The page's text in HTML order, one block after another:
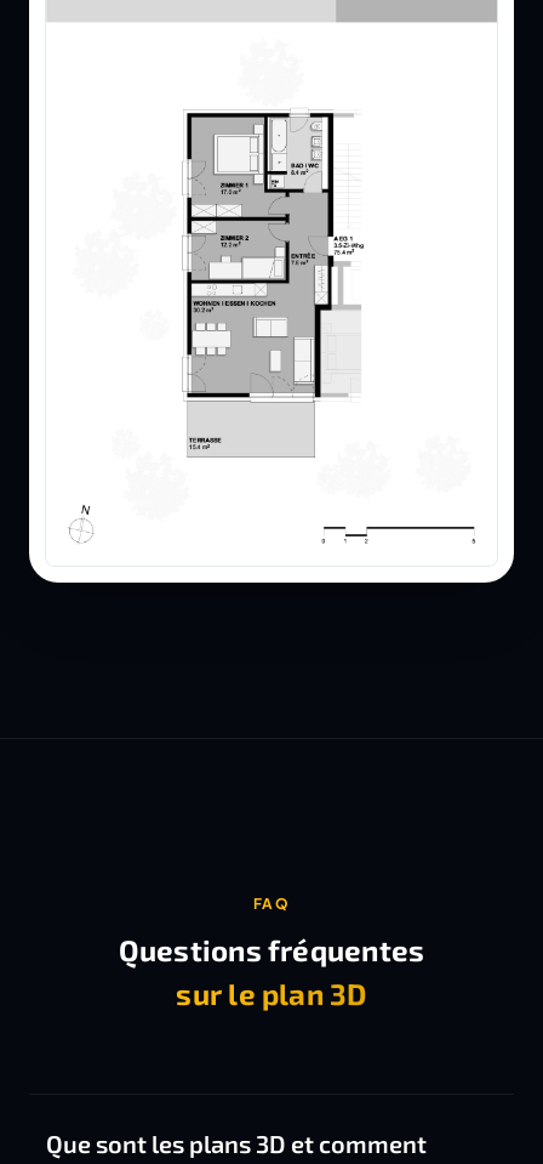
FAQ
Questions fréquentes
sur le plan 3D
Que sont les plans 3D et comment